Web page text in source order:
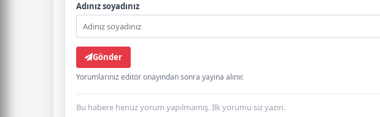
Adınız soyadınız
Gönder
Yorumlarınız editör onayından sonra yayına alınır.
Bu habere henüz yorum yapılmamış. İlk yorumu siz yazın.